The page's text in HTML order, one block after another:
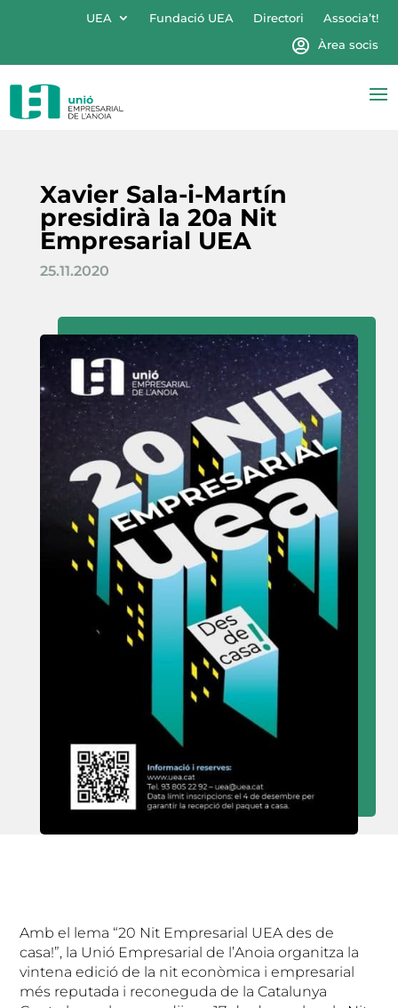
UEA Fundació UEA Directori
Associa’t!
Àrea socis
Xavier Sala-i-Martín
presidirà la 20a Nit
Empresarial UEA
25.11.2020
Amb el lema “20 Nit Empresarial UEA des de
casa!”, la Unió Empresarial de l’Anoia organitza la
vintena edició de la nit econòmica i empresarial
més reputada i reconeguda de la Catalunya